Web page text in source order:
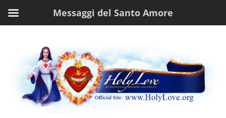
Messaggi del Santo Amore